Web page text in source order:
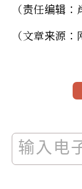
（责任编辑：
（文章来源：